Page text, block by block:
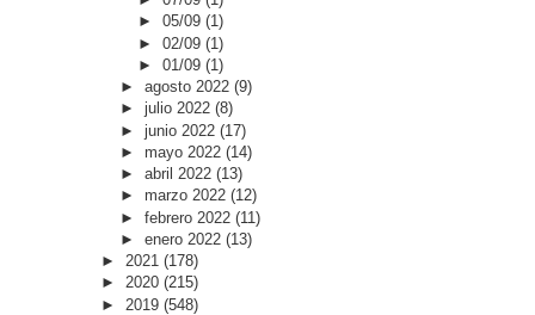
►05/09(1)
►02/09(1)
►01/09(1)
► agosto 2022 (9)
► julio 2022 (8)
► junio 2022 (17)
► mayo 2022 (14)
► abril 2022 (13)
► marzo 2022 (12)
► febrero 2022 (11)
► enero 2022 (13)
► 2021 (178)
► 2020 (215)
► 2019 (548)